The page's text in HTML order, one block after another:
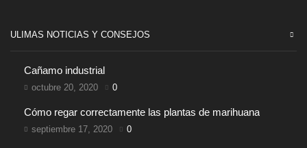
ULIMAS NOTICIAS Y CONSEJOS
Cañamo industrial
octubre 20, 2020 0
Cómo regar correctamente las plantas de marihuana
septiembre 17, 2020 0